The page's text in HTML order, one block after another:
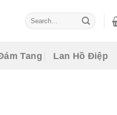
Search
for:
Tang Lan Hồ Điệp